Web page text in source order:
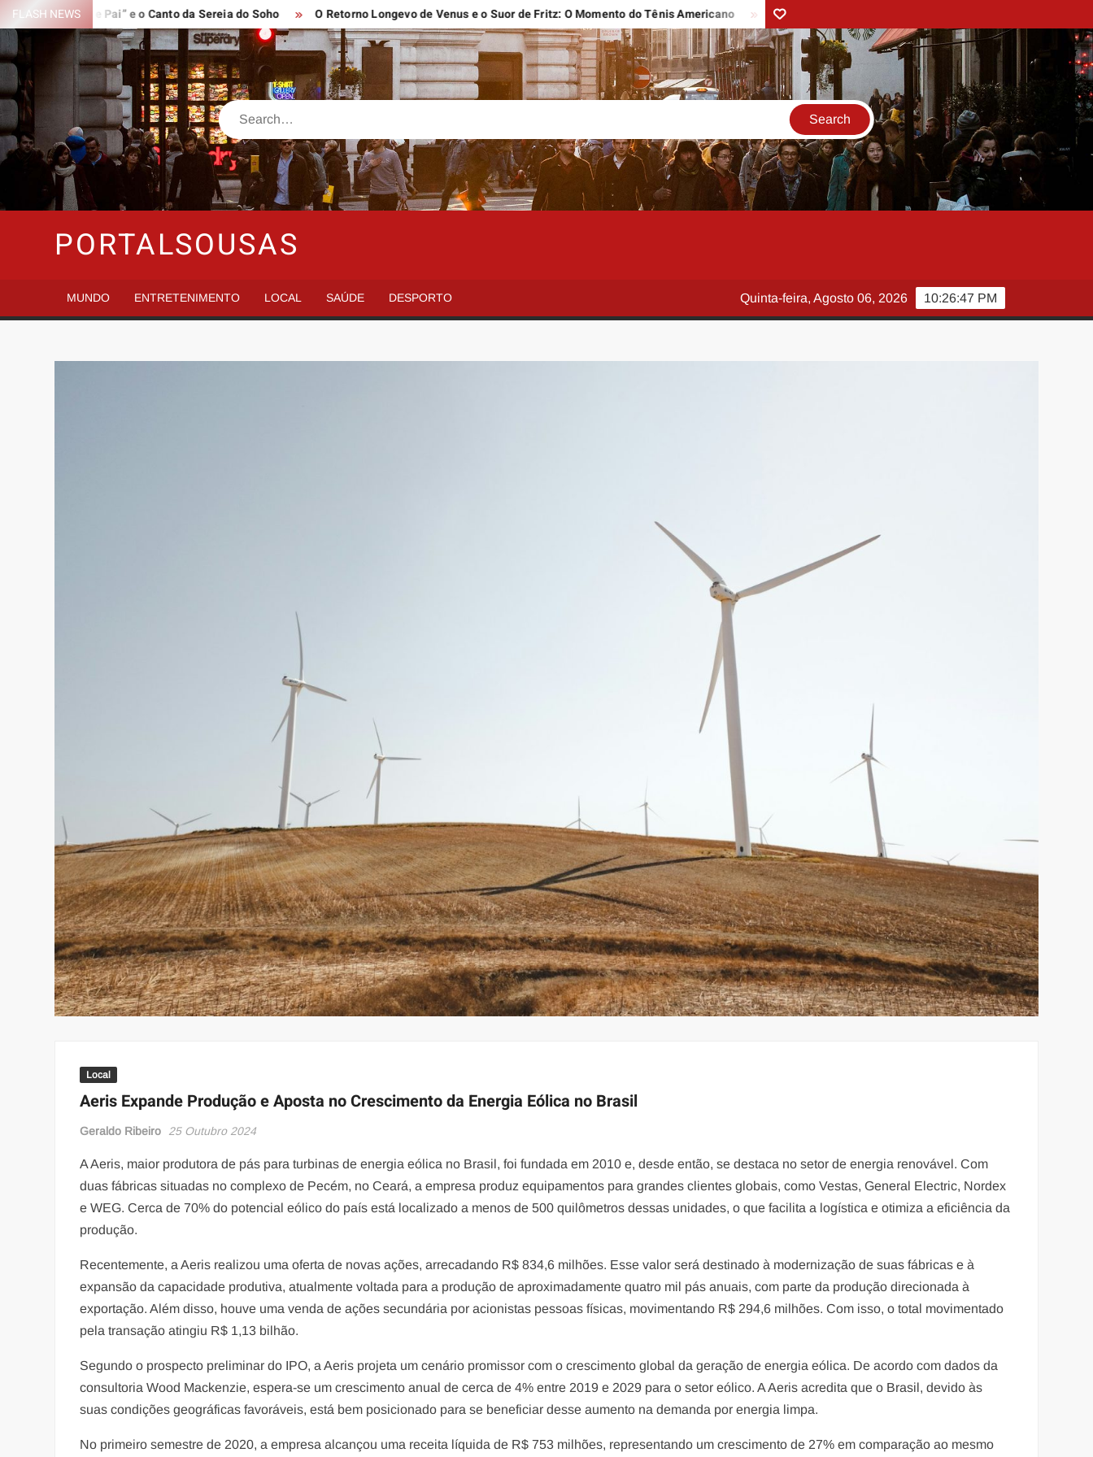
Skip
to
content
FLASH NEWS
“Filmes de Pai” e o Canto da Sereia do Soho O Retorno Longevo de Venus e o Suor de Fritz: O Momento do Tênis Americano Do Intermediário Valente ao Futuro Inteligente: A Evolução da
Contact
Search
PORTALSOUSAS
MUNDO ENTRETENIMENTO LOCAL SAÚDE DESPORTO 10:26:48 PM
Quinta-feira, Agosto 06, 2026
Local
Aeris Expande Produção e Aposta no Crescimento da Energia Eólica no Brasil
Geraldo Ribeiro 25 Outubro 2024
A Aeris, maior produtora de pás para turbinas de energia eólica no Brasil, foi fundada em 2010 e, desde então, se destaca no setor de energia renovável. Com
duas fábricas situadas no complexo de Pecém, no Ceará, a empresa produz equipamentos para grandes clientes globais, como Vestas, General Electric, Nordex
e WEG. Cerca de 70% do potencial eólico do país está localizado a menos de 500 quilômetros dessas unidades, o que facilita a logística e otimiza a eficiência da
produção.
Recentemente, a Aeris realizou uma oferta de novas ações, arrecadando R$ 834,6 milhões. Esse valor será destinado à modernização de suas fábricas e à
expansão da capacidade produtiva, atualmente voltada para a produção de aproximadamente quatro mil pás anuais, com parte da produção direcionada à
exportação. Além disso, houve uma venda de ações secundária por acionistas pessoas físicas, movimentando R$ 294,6 milhões. Com isso, o total movimentado
pela transação atingiu R$ 1,13 bilhão.
Segundo o prospecto preliminar do IPO, a Aeris projeta um cenário promissor com o crescimento global da geração de energia eólica. De acordo com dados da
consultoria Wood Mackenzie, espera-se um crescimento anual de cerca de 4% entre 2019 e 2029 para o setor eólico. A Aeris acredita que o Brasil, devido às
suas condições geográficas favoráveis, está bem posicionado para se beneficiar desse aumento na demanda por energia limpa.
No primeiro semestre de 2020, a empresa alcançou uma receita líquida de R$ 753 milhões, representando um crescimento de 27% em comparação ao mesmo